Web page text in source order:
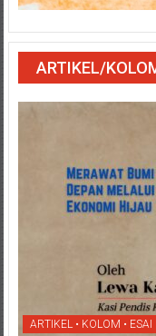
ARTIKEL/
ARTIKEL • KOLOM • ESAI